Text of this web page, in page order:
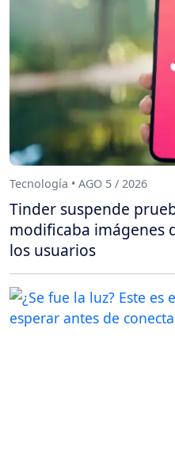
Tecnología • AGO 5 / 2026
Tinder suspende
modificaba imágenes
los usuarios